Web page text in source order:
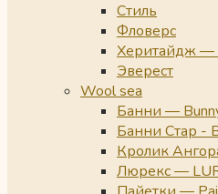
Стиль
Фловерс
Херитайдж —
Эверест
Wool sea
Банни —
Банни Стар -
Кролик
Люрекс —